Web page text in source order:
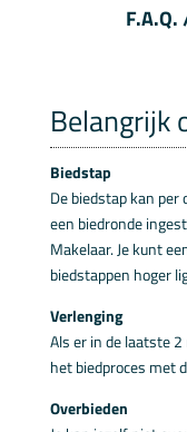
Belangrijk
Biedstap
De biedstap kan
een biedronde
Makelaar. Je kunt
biedstappen hoger
Verlenging
Als er in de laatste
het biedproces met
Overbieden